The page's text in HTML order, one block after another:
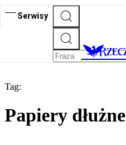
Serwisy
Tag:
Papiery dłużne